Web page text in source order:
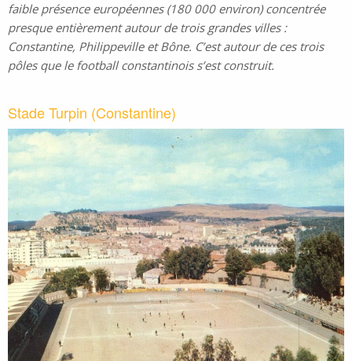
faible présence européennes (180 000 environ) concentrée
presque entièrement autour de trois grandes villes :
Constantine, Philippeville et Bône. C’est autour de ces trois
pôles que le football constantinois s’est construit.
Stade Turpin (Constantine)